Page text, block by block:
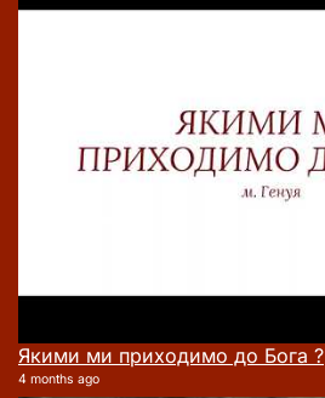
Якими ми приходимо до Бога ?
4 months ago